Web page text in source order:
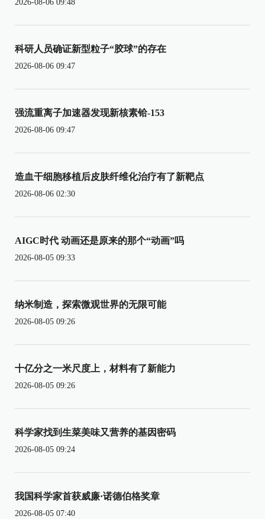
2026-08-06 09:48
科研人员确证新型粒子“胶球”的存在
2026-08-06 09:47
强流重离子加速器发现新核素铪-153
2026-08-06 09:47
造血干细胞移植后皮肤纤维化治疗有了新靶点
2026-08-06 02:30
AIGC时代 动画还是原来的那个“动画”吗
2026-08-05 09:33
纳米制造，探索微观世界的无限可能
2026-08-05 09:26
十亿分之一米尺度上，材料有了新能力
2026-08-05 09:26
科学家找到生菜美味又营养的基因密码
2026-08-05 09:24
我国科学家首获威廉·诺德伯格奖章
2026-08-05 07:40